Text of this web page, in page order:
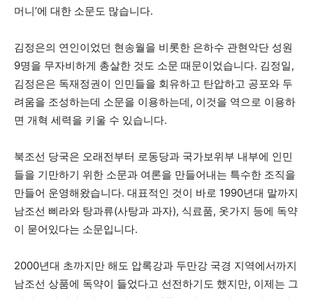
머니’에 대한 소문도 많습니다.
김정은의 연인이었던 현송월을 비롯한 은하수 관현악단 성원
9명을 무자비하게 총살한 것도 소문 때문이었습니다. 김정일,
김정은은 독재정권이 인민들을 회유하고 탄압하고 공포와 두
려움을 조성하는데 소문을 이용하는데, 이것을 역으로 이용하
면 개혁 세력을 키울 수 있습니다.
북조선 당국은 오래전부터 로동당과 국가보위부 내부에 인민
들을 기만하기 위한 소문과 여론을 만들어내는 특수한 조직을
만들어 운영해왔습니다. 대표적인 것이 바로 1990년대 말까지
남조선 삐라와 탕과류(사탕과 과자), 식료품, 옷가지 등에 독약
이 묻어있다는 소문입니다.
2000년대 초까지만 해도 압록강과 두만강 국경 지역에서까지
남조선 상품에 독약이 들었다고 선전하기도 했지만, 이제는 그